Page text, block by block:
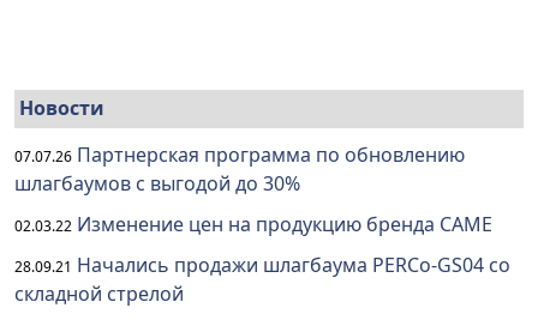
Новости
07.07.26 Партнерская программа по обновлению
шлагбаумов с выгодой до 30%
02.03.22 Изменение цен на продукцию бренда CAME
28.09.21 Начались продажи шлагбаума PERCo-GS04 со
складной стрелой